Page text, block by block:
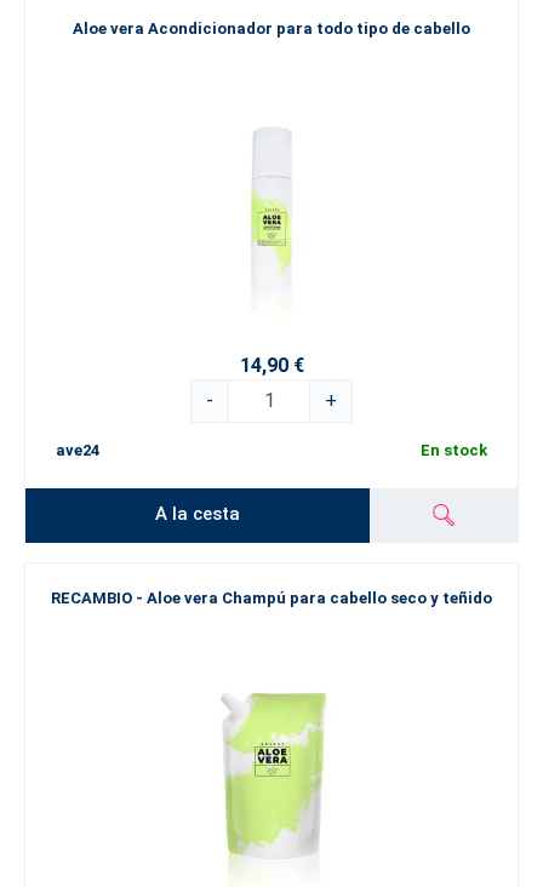
Aloe vera Acondicionador para todo tipo de cabello
14,90 €
-
+
ave24 En stock
A la cesta
RECAMBIO - Aloe vera Champú para cabello seco y teñido